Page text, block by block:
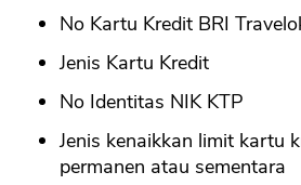
No Kartu Kredit BRI
Jenis Kartu Kredit
No Identitas NIK KTP
Jenis kenaikkan limit kartu
permanen atau sementara